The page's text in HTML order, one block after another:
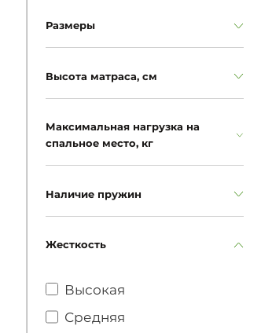
Размеры
Высота матраса, см
Максимальная нагрузка на
спальное место, кг
Наличие пружин
Жесткость
Высокая
Средняя